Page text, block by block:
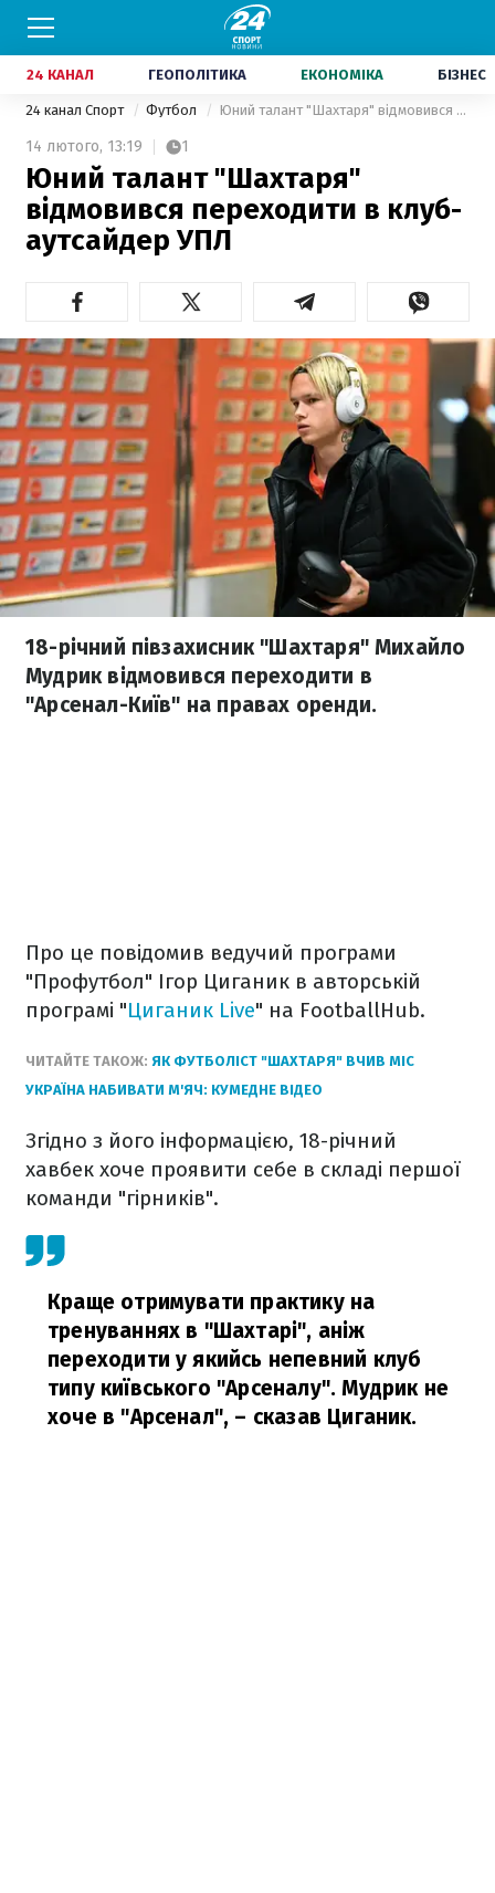
24 КАНАЛ ГЕОПОЛІТИКА ЕКОНОМІКА БІЗНЕС
24 канал Спорт Футбол Юний талант "Шахтаря" відмовився переходити в клуб-аутсайдер УПЛ
14 лютого, 13:19 1
Юний талант "Шахтаря"
відмовився переходити в клуб-
аутсайдер УПЛ
18-річний півзахисник "Шахтаря" Михайло
Мудрик відмовився переходити в
"Арсенал-Київ" на правах оренди.
Про це повідомив ведучий програми
"Профутбол" Ігор Циганик в авторській
програмі "Циганик Live" на FootballHub.
ЧИТАЙТЕ ТАКОЖ: ЯК ФУТБОЛІСТ "ШАХТАРЯ" ВЧИВ МІС
УКРАЇНА НАБИВАТИ М'ЯЧ: КУМЕДНЕ ВІДЕО
Згідно з його інформацією, 18-річний
хавбек хоче проявити себе в складі першої
команди "гірників".
Краще отримувати практику на
тренуваннях в "Шахтарі", аніж
переходити у якийсь непевний клуб
типу київського "Арсеналу". Мудрик не
хоче в "Арсенал", – сказав Циганик.